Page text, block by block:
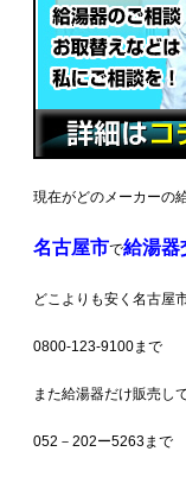
現在がどのメーカーの
名古屋市で給湯器
どこよりも安く名古屋
0800-123-9100まで
また給湯器だけ販売し
052－202ー5263まで